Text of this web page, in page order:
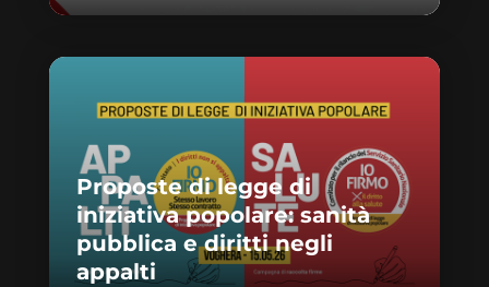
Proposte di legge di
iniziativa popolare: sanità
pubblica e diritti negli
appalti